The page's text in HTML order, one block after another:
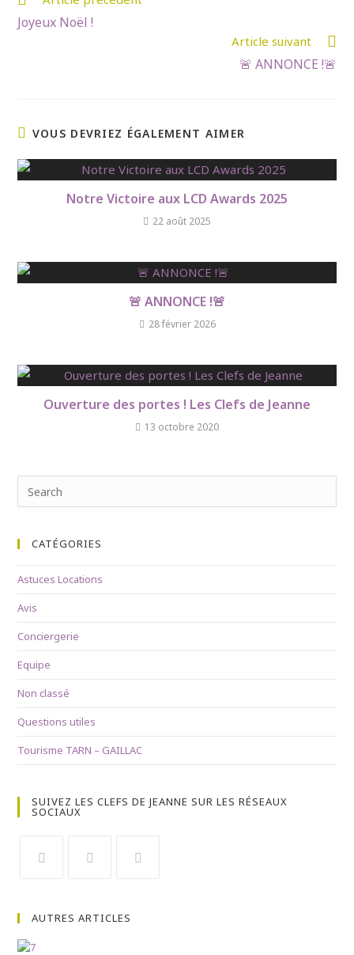
more
Joyeux Noël !
Article suivant
🚨 ANNONCE !🚨
VOUS DEVRIEZ ÉGALEMENT AIMER
Notre Victoire aux LCD Awards 2025
22 août 2025
🚨 ANNONCE !🚨
28 février 2026
Ouverture des portes ! Les Clefs de Jeanne
13 octobre 2020
CATÉGORIES
Astuces Locations
Avis
Conciergerie
Equipe
Non classé
Questions utiles
Tourisme TARN – GAILLAC
SUIVEZ LES CLEFS DE JEANNE SUR LES RÉSEAUX
SOCIAUX
a
new
a
a
AUTRES ARTICLES